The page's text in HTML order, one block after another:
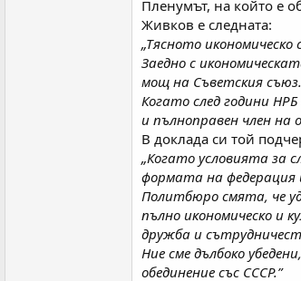
Пленумът, на който е
Живков е следната:
„Тясното
Заедно с
мощ на Съветския съюз.
Когато след години
и пълноправен член на
В доклада си той
„Когато условията за
формата на федерация
Политбюро смята, че
пълно икономическо и
дружба и
Ние сме дълбоко
обединение със СССР.”